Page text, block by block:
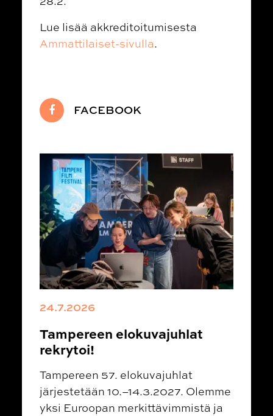
Lue lisää akkreditoitumisesta
Ammattilaiset-sivulla.
FACEBOOK
24.7.2026
Tampereen elokuvajuhlat
rekrytoi!
Tampereen 57. elokuvajuhlat
järjestetään 10.–14.3.2027. Olemme
yksi Euroopan merkittävimmistä ja